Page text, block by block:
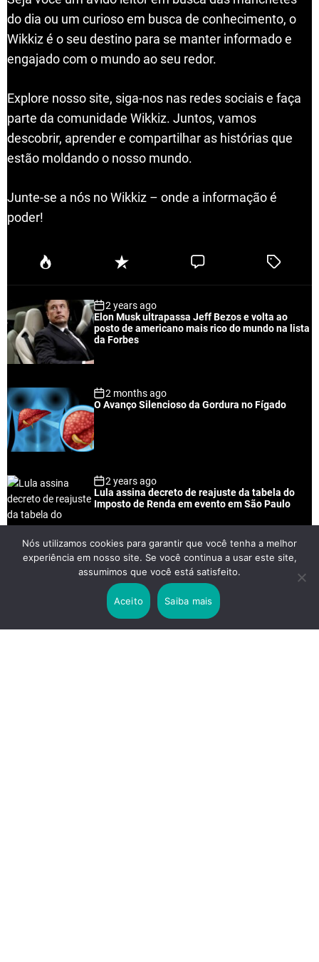
do dia ou um curioso em busca de conhecimento, o
Wikkiz é o seu destino para se manter informado e
engajado com o mundo ao seu redor.
Explore nosso site, siga-nos nas redes sociais e faça
parte da comunidade Wikkiz. Juntos, vamos
descobrir, aprender e compartilhar as histórias que
estão moldando o nosso mundo.
Junte-se a nós no Wikkiz – onde a informação é
poder!
P
u
a
r
R
e
n
t
C
e
T
e
2 years ago
Elon Musk ultrapassa Jeff Bezos e volta ao
posto de americano mais rico do mundo na lista
da Forbes
2 months ago
O Avanço Silencioso da Gordura no Fígado
2 years ago
Lula assina decreto de reajuste da tabela do
Imposto de Renda em evento em São Paulo
2 years ago
Lei Rouanet e Petrobras financiam evento em
que Lula pediu votos para Boulos
Nós utilizamos cookies para garantir que você tenha a melhor
experiência em nosso site. Se você continua a usar este site,
assumimos que você está satisfeito.
Aceito Saiba mais